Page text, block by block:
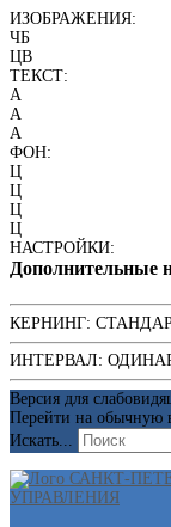
ИЗОБРАЖЕНИЯ:
ЧБ
ЦВ
ТЕКСТ:
A
A
A
ФОН:
Ц
Ц
Ц
Ц
НАСТРОЙКИ:
Дополнительные
КЕРНИНГ:
ИНТЕРВАЛ:
Версия для
Перейти на обычную
Искать...